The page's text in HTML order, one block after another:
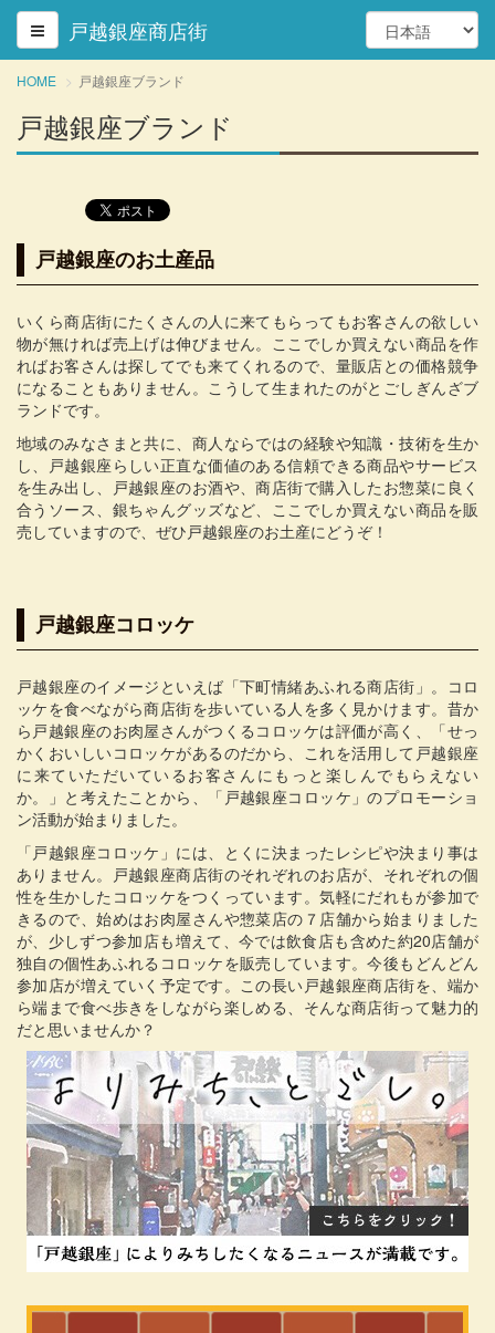
戸越銀座商店街
HOME 戸越銀座ブランド
戸越銀座ブランド
戸越銀座のお土産品
いくら商店街にたくさんの人に来てもらってもお客さんの欲しい
物が無ければ売上げは伸びません。ここでしか買えない商品を作
ればお客さんは探してでも来てくれるので、量販店との価格競争
になることもありません。こうして生まれたのがとごしぎんざブ
ランドです。
地域のみなさまと共に、商人ならではの経験や知識・技術を生か
し、戸越銀座らしい正直な価値のある信頼できる商品やサービス
を生み出し、戸越銀座のお酒や、商店街で購入したお惣菜に良く
合うソース、銀ちゃんグッズなど、ここでしか買えない商品を販
売していますので、ぜひ戸越銀座のお土産にどうぞ！
戸越銀座コロッケ
戸越銀座のイメージといえば「下町情緒あふれる商店街」。コロ
ッケを食べながら商店街を歩いている人を多く見かけます。昔か
ら戸越銀座のお肉屋さんがつくるコロッケは評価が高く、「せっ
かくおいしいコロッケがあるのだから、これを活用して戸越銀座
に来ていただいているお客さんにもっと楽しんでもらえない
か。」と考えたことから、「戸越銀座コロッケ」のプロモーショ
ン活動が始まりました。
「戸越銀座コロッケ」には、とくに決まったレシピや決まり事は
ありません。戸越銀座商店街のそれぞれのお店が、それぞれの個
性を生かしたコロッケをつくっています。気軽にだれもが参加で
きるので、始めはお肉屋さんや惣菜店の７店舗から始まりました
が、少しずつ参加店も増えて、今では飲食店も含めた約20店舗が
独自の個性あふれるコロッケを販売しています。今後もどんどん
参加店が増えていく予定です。この長い戸越銀座商店街を、端か
ら端まで食べ歩きをしながら楽しめる、そんな商店街って魅力的
だと思いませんか？